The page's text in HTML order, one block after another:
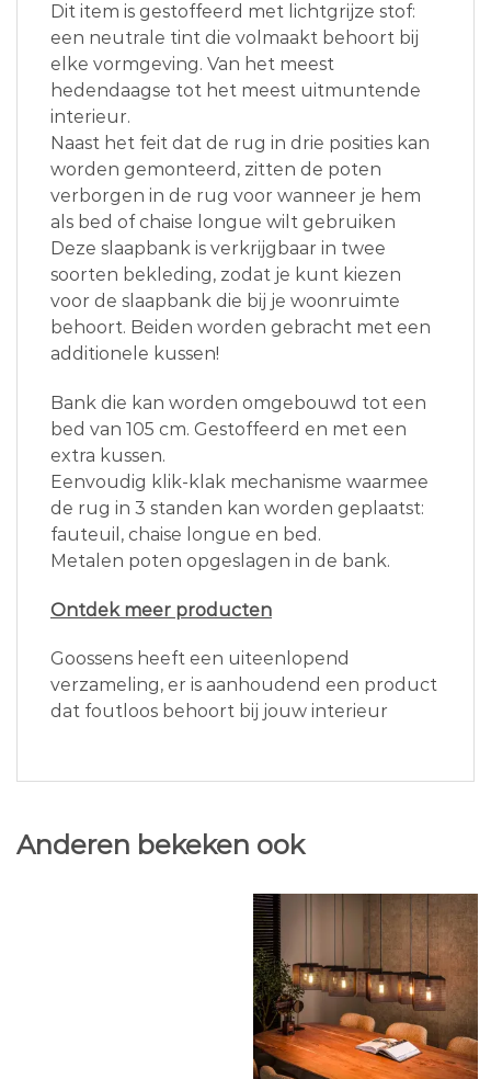
Dit item is gestoffeerd met lichtgrijze stof:
een neutrale tint die volmaakt behoort bij
elke vormgeving. Van het meest
hedendaagse tot het meest uitmuntende
interieur.
Naast het feit dat de rug in drie posities kan
worden gemonteerd, zitten de poten
verborgen in de rug voor wanneer je hem
als bed of chaise longue wilt gebruiken
Deze slaapbank is verkrijgbaar in twee
soorten bekleding, zodat je kunt kiezen
voor de slaapbank die bij je woonruimte
behoort. Beiden worden gebracht met een
additionele kussen!
Bank die kan worden omgebouwd tot een
bed van 105 cm. Gestoffeerd en met een
extra kussen.
Eenvoudig klik-klak mechanisme waarmee
de rug in 3 standen kan worden geplaatst:
fauteuil, chaise longue en bed.
Metalen poten opgeslagen in de bank.
Ontdek meer producten
Goossens heeft een uiteenlopend
verzameling, er is aanhoudend een product
dat foutloos behoort bij jouw interieur
Anderen bekeken ook